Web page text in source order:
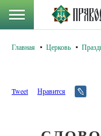
Главная Церковь
Tweet Нравится